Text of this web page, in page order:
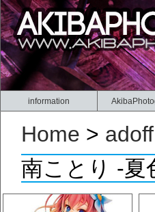
information
Home > adoff
南ことり -夏